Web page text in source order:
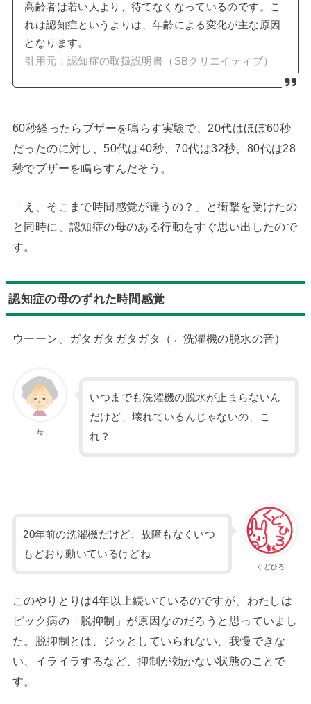
高齢者は若い人より、待てなくなっているのです。こ
れは認知症というよりは、年齢による変化が主な原因
となります。
引用元：認知症の取扱説明書（SBクリエイティブ）
60秒経ったらブザーを鳴らす実験で、20代はほぼ60秒
だったのに対し、50代は40秒、70代は32秒、80代は28
秒でブザーを鳴らすんだそう。
「え、そこまで時間感覚が違うの？」と衝撃を受けたの
と同時に、認知症の母のある行動をすぐ思い出したので
す。
認知症の母のずれた時間感覚
ウーーン、ガタガタガタガタ（←洗濯機の脱水の音）
母
いつまでも洗濯機の脱水が止まらないん
だけど、壊れているんじゃないの、こ
れ？
くどひろ
20年前の洗濯機だけど、故障もなくいつ
もどおり動いているけどね
このやりとりは4年以上続いているのですが、わたしは
ピック病の「脱抑制」が原因なのだろうと思っていまし
た。脱抑制とは、ジッとしていられない、我慢できな
い、イライラするなど、抑制が効かない状態のことで
す。